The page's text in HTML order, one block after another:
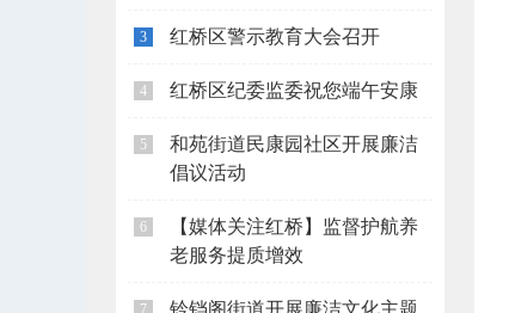
3 红桥区警示教育大会召开
4 红桥区纪委监委祝您端午安康
5
和苑街道民康园社区开展廉洁
倡议活动
6
【媒体关注红桥】监督护航养
老服务提质增效
7
铃铛阁街道开展廉洁文化主题